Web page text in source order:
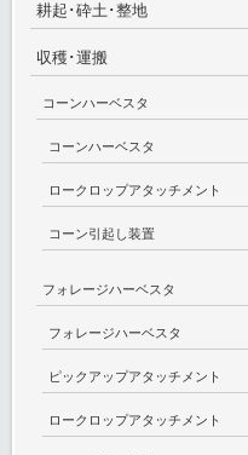
耕起･砕土･整地
収穫･運搬
コーンハーベスタ
コーンハーベスタ
ロークロップアタッチメント
コーン引起し装置
フォレージハーベスタ
フォレージハーベスタ
ピックアップアタッチメント
ロークロップアタッチメント